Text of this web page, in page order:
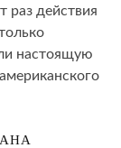
раз действия
настоящую